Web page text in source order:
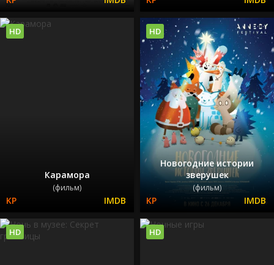
Карамора
(фильм)
HD
Новогодние истории
зверушек
(фильм)
HD
HD HD